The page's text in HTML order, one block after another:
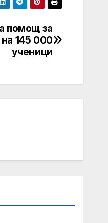
помощ за
145 000
ученици